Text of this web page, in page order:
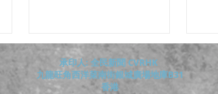
承印人: 全民新聞 CVRHK
九龍旺角西洋菜南街銀城廣場地庫B31
香港